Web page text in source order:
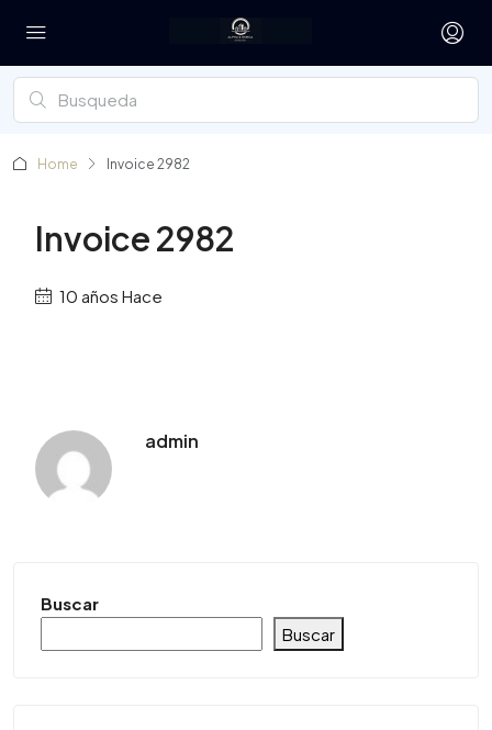
Home Invoice 2982
Invoice 2982
10 años Hace
admin
Buscar
Buscar